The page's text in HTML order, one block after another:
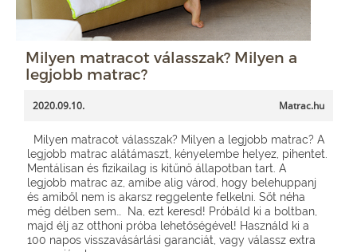
Milyen matracot válasszak? Milyen a
legjobb matrac?
2020.09.10. Matrac.hu
Milyen matracot válasszak? Milyen a legjobb matrac? A
legjobb matrac alátámaszt, kényelembe helyez, pihentet.
Mentálisan és fizikailag is kitűnő állapotban tart. A
legjobb matrac az, amibe alig várod, hogy belehuppanj
és amiből nem is akarsz reggelente felkelni. Sőt néha
még délben sem… Na, ezt keresd! Próbáld ki a boltban,
majd élj az otthoni próba lehetőségével! Használd ki a
100 napos visszavásárlási garanciát, vagy válassz extra